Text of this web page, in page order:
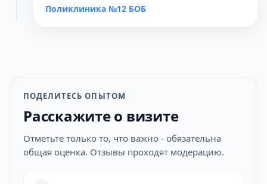
Поликлиника №12 БОБ
ПОДЕЛИТЕСЬ ОПЫТОМ
Расскажите о визите
Отметьте только то, что важно - обязательна
общая оценка. Отзывы проходят модерацию.